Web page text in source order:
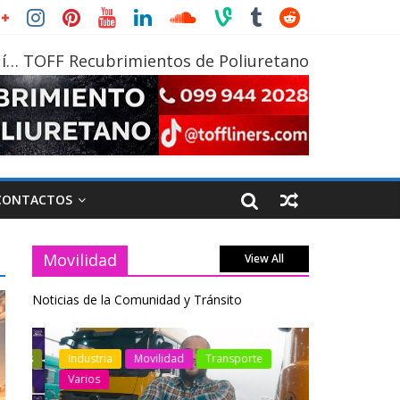
TOFF Recubrimientos de Poliuretano
Movilidad View All
Noticias de la Comunidad y Tránsito
Industria Movilidad
Transporte
Varios